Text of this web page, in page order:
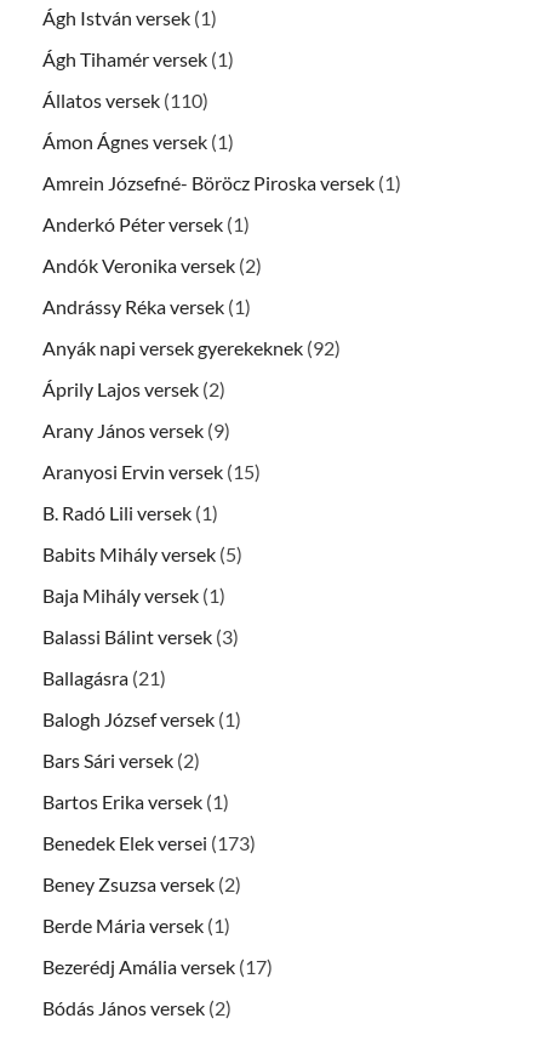
Ágh István versek (1)
Ágh Tihamér versek (1)
Állatos versek (110)
Ámon Ágnes versek (1)
Amrein Józsefné- Böröcz Piroska versek (1)
Anderkó Péter versek (1)
Andók Veronika versek (2)
Andrássy Réka versek (1)
Anyák napi versek gyerekeknek (92)
Áprily Lajos versek (2)
Arany János versek (9)
Aranyosi Ervin versek (15)
B. Radó Lili versek (1)
Babits Mihály versek (5)
Baja Mihály versek (1)
Balassi Bálint versek (3)
Ballagásra (21)
Balogh József versek (1)
Bars Sári versek (2)
Bartos Erika versek (1)
Benedek Elek versei (173)
Beney Zsuzsa versek (2)
Berde Mária versek (1)
Bezerédj Amália versek (17)
Bódás János versek (2)